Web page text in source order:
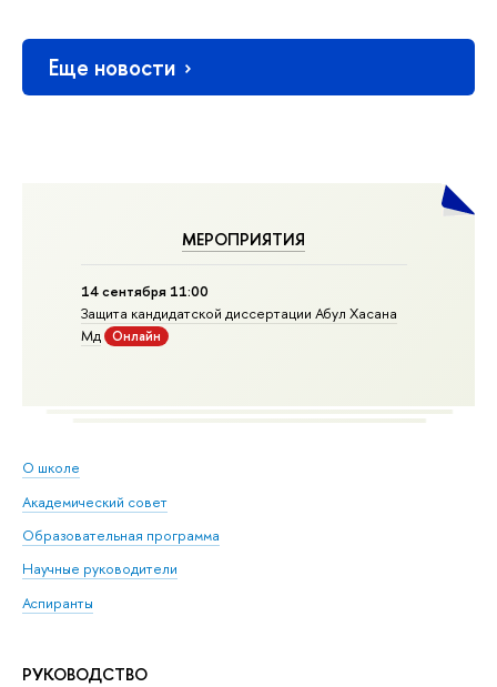
МЕРОПРИЯТИЯ
14 сентября 11:00
Защита кандидатской диссертации Абул Хасана
Мд
Онлайн
О школе
Академический совет
Образовательная программа
Научные руководители
Аспиранты
РУКОВОДСТВО
Еще новости